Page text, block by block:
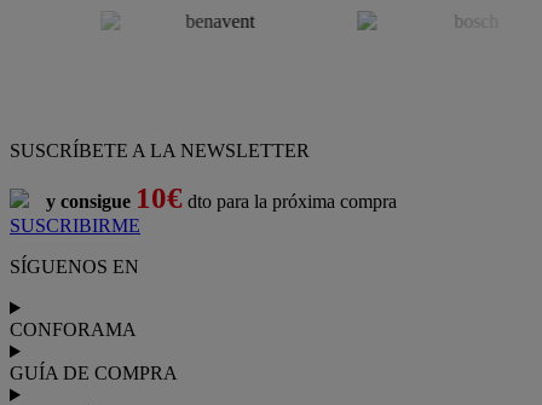
SUSCRÍBETE A LA NEWSLETTER
y consigue 10€ dto para la próxima compra
SUSCRIBIRME
SÍGUENOS EN
CONFORAMA
GUÍA DE COMPRA